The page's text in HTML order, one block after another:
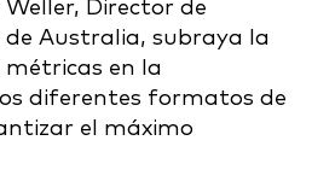
Director de
de Australia, subraya la
en la
diferentes formatos de
el máximo